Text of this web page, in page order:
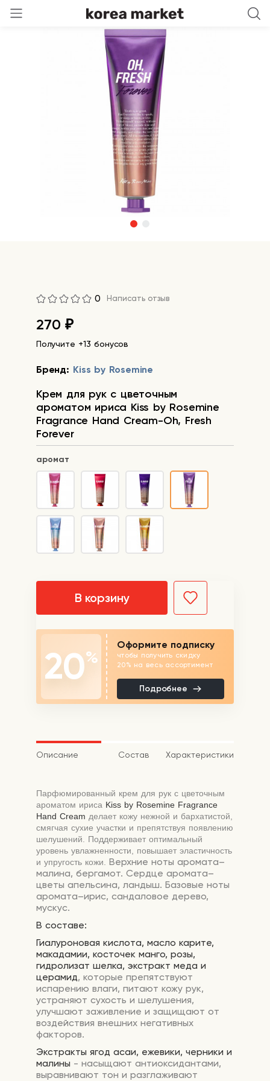
0 Написать отзыв
270₽
Получите +13 бонусов
Бренд: Kiss by Rosemine
Крем для рук с цветочным
ароматом ириса Kiss by Rosemine
Fragrance Hand Cream-Oh, Fresh
Forever
аромат
В корзину
20%
Оформите подписку
чтобы получить скидку
20% на весь ассортимент
Подробнее
Описание Состав Характеристики
Парфюмированный крем для рук с цветочным
ароматом ириса Kiss by Rosemine Fragrance
Hand Cream делает кожу нежной и бархатистой,
смягчая сухие участки и препятствуя появлению
шелушений. Поддерживает оптимальный
уровень увлажненности, повышает эластичность
и упругость кожи. Верхние ноты аромата–
малина, бергамот. Сердце аромата–
цветы апельсина, ландыш. Базовые ноты
аромата–ирис, сандаловое дерево,
мускус.
В составе:
Гиалуроновая кислота, масло карите,
макадамии, косточек манго, розы,
гидролизат шелка, экстракт меда и
церамид, которые препятствуют
испарению влаги, питают кожу рук,
устраняют сухость и шелушения,
улучшают заживление и защищают от
воздействия внешних негативных
факторов.
Экстракты ягод асаи, ежевики, черники и
малины - насыщают антиоксидантами,
выравнивают тон и разглаживают